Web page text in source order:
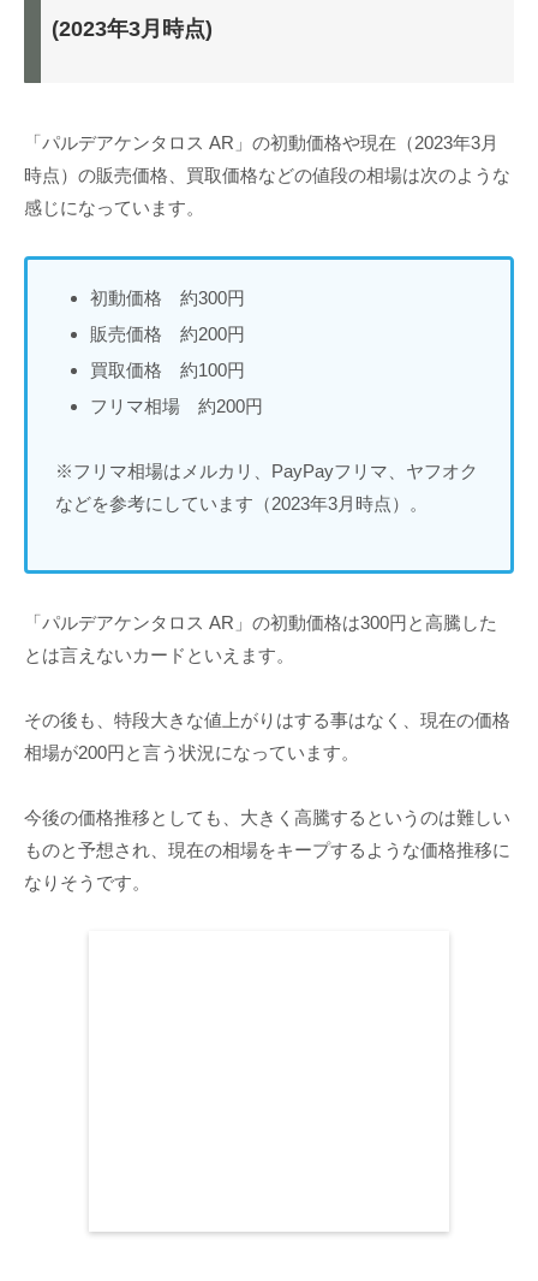
(2023年3月時点)
「パルデアケンタロス AR」の初動価格や現在（2023年3月
時点）の販売価格、買取価格などの値段の相場は次のような
感じになっています。
初動価格 約300円
販売価格 約200円
買取価格 約100円
フリマ相場 約200円
※フリマ相場はメルカリ、PayPayフリマ、ヤフオク
などを参考にしています（2023年3月時点）。
「パルデアケンタロス AR」の初動価格は300円と高騰した
とは言えないカードといえます。
その後も、特段大きな値上がりはする事はなく、現在の価格
相場が200円と言う状況になっています。
今後の価格推移としても、大きく高騰するというのは難しい
ものと予想され、現在の相場をキープするような価格推移に
なりそうです。